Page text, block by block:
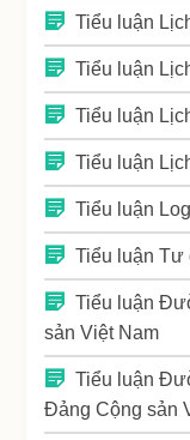
Tiểu luận
Tiểu luận
Tiểu luận
Tiểu luận
Tiểu luận
Tiểu luận Tư
Tiểu luận
sản Việt Nam
Tiểu luận
Đảng Cộng sản